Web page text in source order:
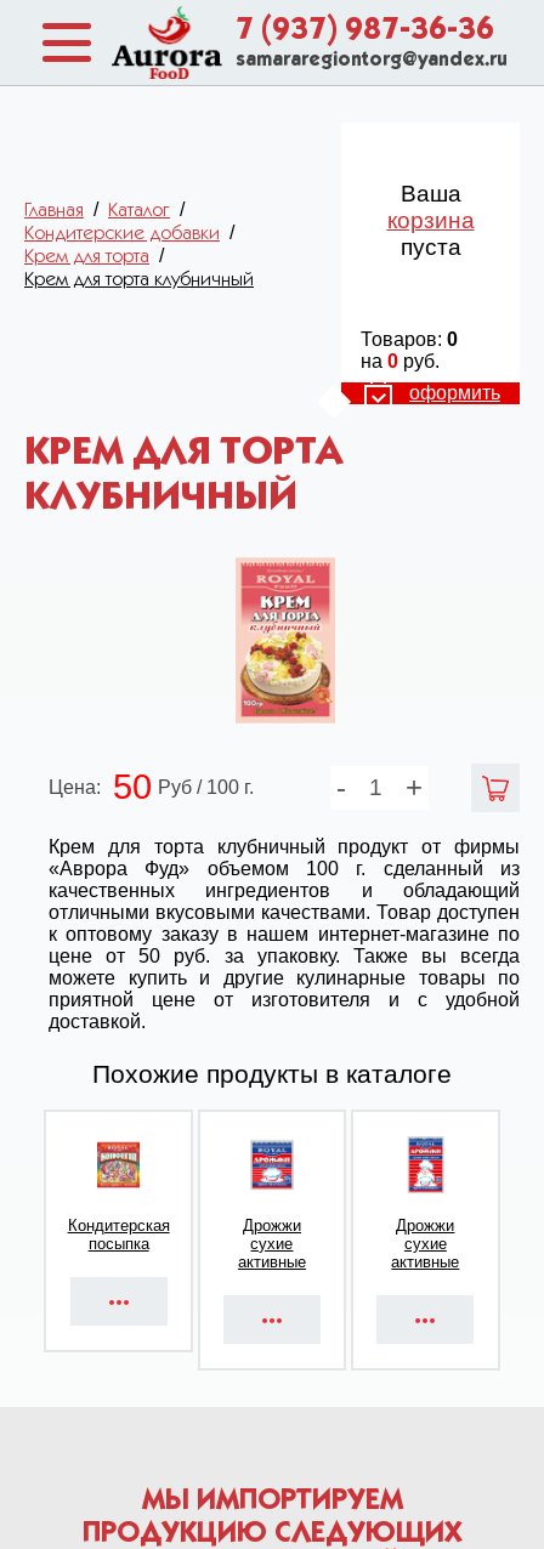
7 (937) 987-36-36
samararegiontorg@yandex.ru
Главная / Каталог /
Кондитерские добавки /
Крем для торта /
Крем для торта клубничный
Ваша
корзина
пуста
Товаров: 0
на 0 руб.
оформить
КРЕМ ДЛЯ ТОРТА
КЛУБНИЧНЫЙ
Цена: 50 Руб / 100 г. - +
Крем для торта клубничный продукт от фирмы
«Аврора Фуд» объемом 100 г. сделанный из
качественных ингредиентов и обладающий
отличными вкусовыми качествами. Товар доступен
к оптовому заказу в нашем интернет-магазине по
цене от 50 руб. за упаковку. Также вы всегда
можете купить и другие кулинарные товары по
приятной цене от изготовителя и с удобной
доставкой.
Похожие продукты в каталоге
Кондитерская
посыпка
Дрожжи
сухие
активные
Дрожжи
сухие
активные
МЫ ИМПОРТИРУЕМ
ПРОДУКЦИЮ СЛЕДУЮЩИХ